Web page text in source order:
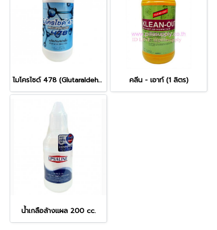
ไมโครไซด์ 478 (Glutaraldehyde 10%+BKC)- 1ลิตร คลีน - เอาท์ (1 ลิตร)
น้ำเกลือล้างแผล 200 cc.